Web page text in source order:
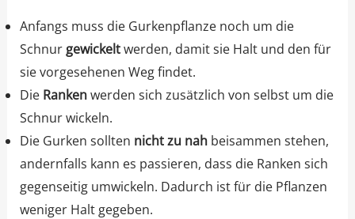
Anfangs muss die Gurkenpflanze noch um die
Schnur gewickeltwerden, damit sie Halt und den für
sie vorgesehenen Weg findet.
Die Rankenwerden sich zusätzlich von selbst um die
Schnur wickeln.
Die Gurken sollten nicht zu nahbeisammen stehen,
andernfalls kann es passieren, dass die Ranken sich
gegenseitig umwickeln. Dadurch ist für die Pflanzen
weniger Halt gegeben.